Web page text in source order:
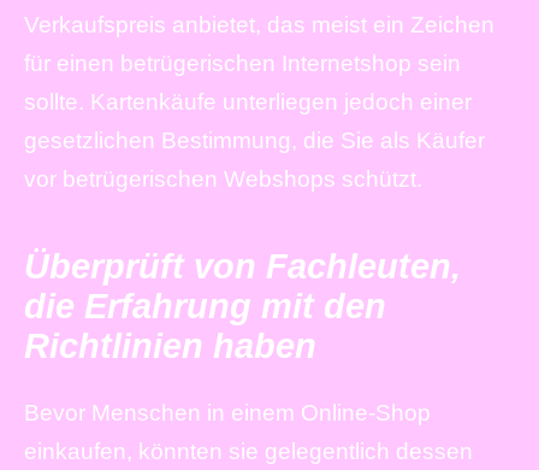
Verkaufspreis anbietet, das meist ein Zeichen
für einen betrügerischen Internetshop sein
sollte. Kartenkäufe unterliegen jedoch einer
gesetzlichen Bestimmung, die Sie als Käufer
vor betrügerischen Webshops schützt.
Überprüft von Fachleuten,
die Erfahrung mit den
Richtlinien haben
Bevor Menschen in einem Online-Shop
einkaufen, könnten sie gelegentlich dessen